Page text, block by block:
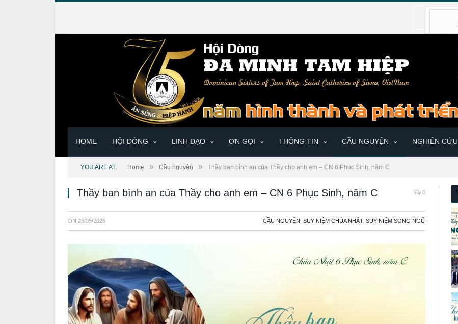
HOME HỘI DÒNG LINH ĐẠO ƠN GỌI THÔNG TIN CẦU NGUYỆN NGHIÊN CỨU
YOU ARE AT: Home » Cầu nguyện » Thầy ban bình an của Thầy cho anh em – CN 6 Phục Sinh, năm C
Thầy ban bình an của Thầy cho anh em – CN 6 Phục Sinh, năm C 0
ON 23/05/2025 CẦU NGUYỆN SUY NIỆM CHÚA NHẬT, SUY NIỆM SONG NGỮ